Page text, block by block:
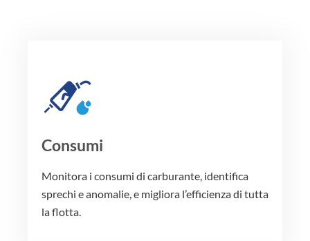
Consumi
Monitora i consumi di carburante, identifica
sprechi e anomalie, e migliora l’efficienza di tutta
la flotta.